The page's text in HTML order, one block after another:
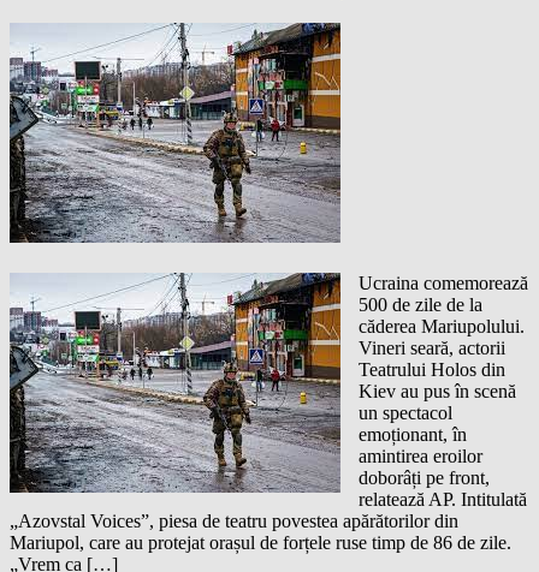
Ucraina comemorează
500 de zile de la
căderea Mariupolului.
Vineri seară, actorii
Teatrului Holos din
Kiev au pus în scenă
un spectacol
emoționant, în
amintirea eroilor
doborâți pe front,
relatează AP. Intitulată
„Azovstal Voices”, piesa de teatru povestea apărătorilor din
Mariupol, care au protejat orașul de forțele ruse timp de 86 de zile.
„Vrem ca […]